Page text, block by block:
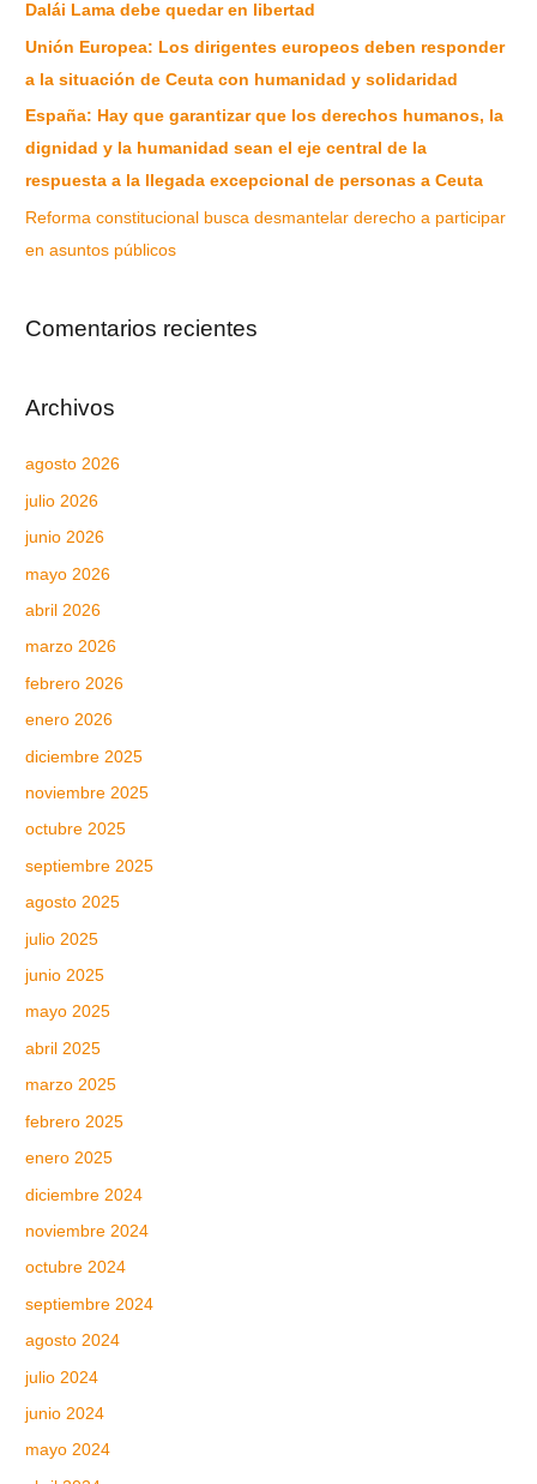
Dalái Lama debe quedar en libertad
Unión Europea: Los dirigentes europeos deben responder
a la situación de Ceuta con humanidad y solidaridad
España: Hay que garantizar que los derechos humanos, la
dignidad y la humanidad sean el eje central de la
respuesta a la llegada excepcional de personas a Ceuta
Reforma constitucional busca desmantelar derecho a participar
en asuntos públicos
Comentarios recientes
Archivos
agosto 2026
julio 2026
junio 2026
mayo 2026
abril 2026
marzo 2026
febrero 2026
enero 2026
diciembre 2025
noviembre 2025
octubre 2025
septiembre 2025
agosto 2025
julio 2025
junio 2025
mayo 2025
abril 2025
marzo 2025
febrero 2025
enero 2025
diciembre 2024
noviembre 2024
octubre 2024
septiembre 2024
agosto 2024
julio 2024
junio 2024
mayo 2024